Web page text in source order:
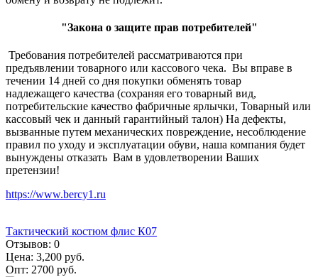
"Закона о защите прав потребителей"
Требования потребителей рассматриваются при
предъявлении товарного или кассового чека. Вы вправе в
течении 14 дней со дня покупки обменять товар
надлежащего качества (сохраняя его товарный вид,
потребительские качество фабричные ярлычки, Товарный или
кассовый чек и данный гарантийный талон) На дефекты,
вызванные путем механических повреждение, несоблюдение
правил по уходу и эксплуатации обуви, наша компания будет
вынуждены отказать Вам в удовлетворении Ваших
претензии!
https://www.bercy1.ru
Тактический костюм флис К07
Отзывов: 0
Цена: 3,200 руб.
Опт: 2700 руб.